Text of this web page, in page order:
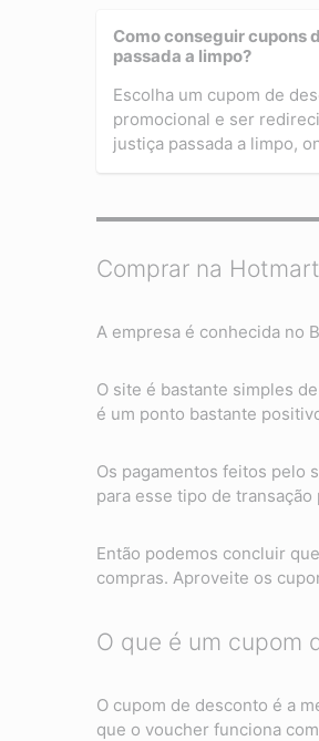
Como conseguir cupons
passada a limpo?
Escolha um cupom de
promocional e ser
justiça passada a limpo,
Comprar na
A empresa é conhecida no
O site é bastante simples
é um ponto bastante
Os pagamentos feitos pelo
para esse tipo de
Então podemos concluir
compras. Aproveite os
O que é um cupom
O cupom de desconto é a
que o voucher funciona